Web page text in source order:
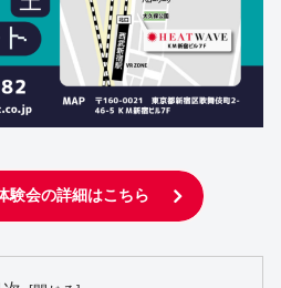
験会の詳細はこちら